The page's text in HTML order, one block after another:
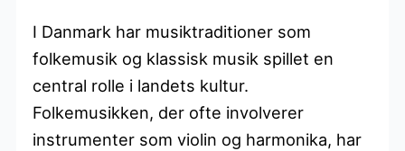
I Danmark har musiktraditioner som
folkemusik og klassisk musik spillet en
central rolle i landets kultur.
Folkemusikken, der ofte involverer
instrumenter som violin og harmonika, har